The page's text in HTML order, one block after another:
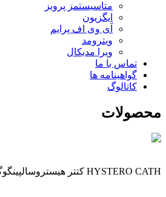
متاسیستمز پروبز
ایگزیون
آی وی اف پرایم
ویترومد
ویرا مدیکال
تماس با ما
گواهینامه ها
کاتالوگ
محصولات
HYSTERO CATH کتتر هیستروسالپینگوگرافی (نوک بسته) کاتتر هیستروسالپنگوگرافی مدل HYSTERO CATH (نوک بسته) برای تزریق ماده حاجب به داخل حفره ...